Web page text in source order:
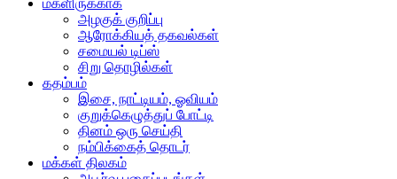
மகளிருக்காக
அழகுக் குறிப்பு
ஆரோக்கியத் தகவல்கள்
சமையல் டிப்ஸ்
சிறு தொழில்கள்
கதம்பம்
இசை, நாட்டியம், ஓவியம்
குறுக்கெழுத்துப் போட்டி
தினம் ஒரு செய்தி
நம்பிக்கைத் தொடர்
மக்கள் திலகம்